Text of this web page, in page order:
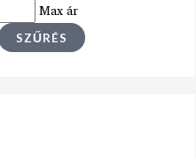
Max ár
SZŰRÉS